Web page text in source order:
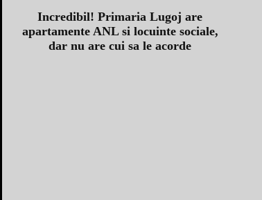
Incredibil! Primaria Lugoj are
apartamente ANL si locuinte sociale,
dar nu are cui sa le acorde